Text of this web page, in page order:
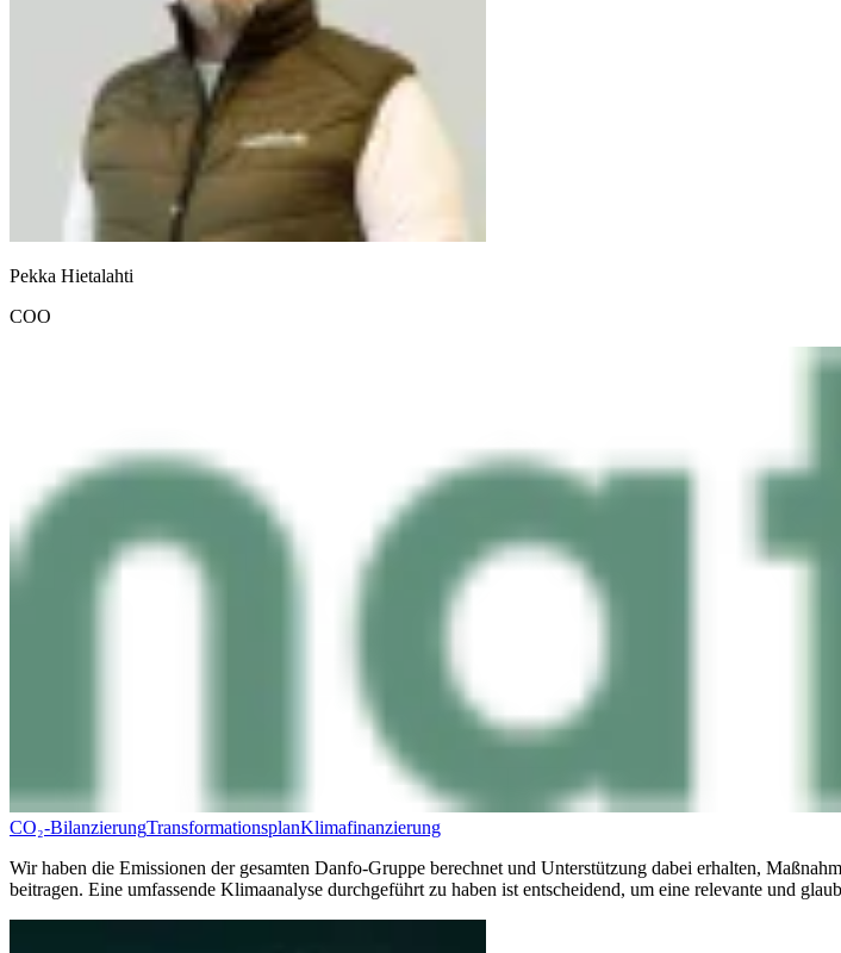
Pekka Hietalahti
COO
CO₂-BilanzierungTransformationsplanKlimafinanzierung
Wir haben die Emissionen der gesamten Danfo-Gruppe berechnet und Unterstützung dabei erhalten,
beitragen. Eine umfassende Klimaanalyse durchgeführt zu haben ist entscheidend, um eine relevante und